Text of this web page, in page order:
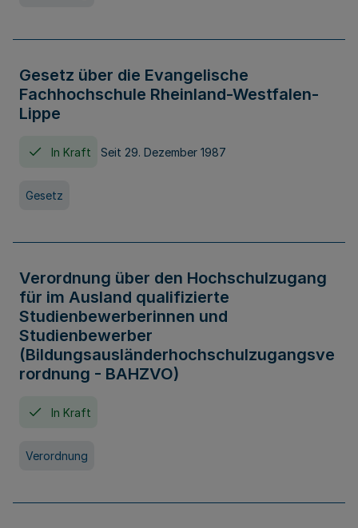
Gesetz über die Evangelische
Fachhochschule Rheinland-Westfalen-
Lippe
In Kraft Seit 29. Dezember 1987
Gesetz
Verordnung über den Hochschulzugang
für im Ausland qualifizierte
Studienbewerberinnen und
Studienbewerber
(Bildungsausländerhochschulzugangsve
rordnung - BAHZVO)
In Kraft
Verordnung